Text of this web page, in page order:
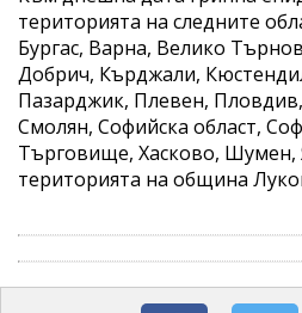
територията на следните
Бургас, Варна, Велико
Добрич, Кърджали,
Пазарджик, Плевен,
Смолян, Софийска област,
Търговище, Хасково, Шумен,
територията на община